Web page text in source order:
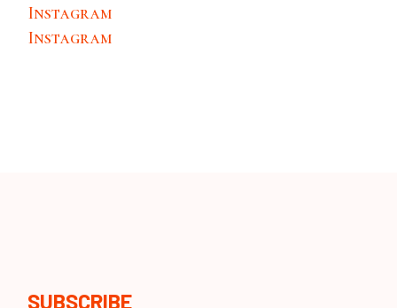
Instagram
Instagram
SUBSCRIBE